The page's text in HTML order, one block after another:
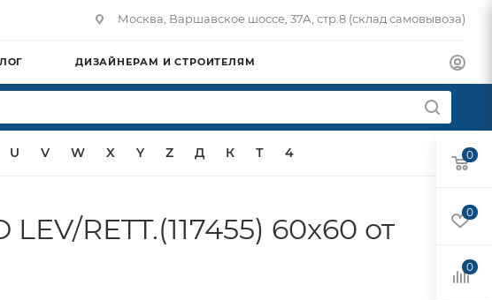
Москва, Варшавское шоссе, 37А, стр.8 (склад самовывоза)
ДИЗАЙНЕРАМ И СТРОИТЕЛЯМ
U V W X Y Z Д К Т 4
RETT.(117455) 60x60 от
0
0
0